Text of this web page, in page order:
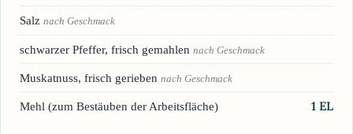
Salz nach Geschmack
schwarzer Pfeffer, frisch gemahlen nach Geschmack
Muskatnuss, frisch gerieben nach Geschmack
Mehl (zum Bestäuben der Arbeitsfläche) 1 EL